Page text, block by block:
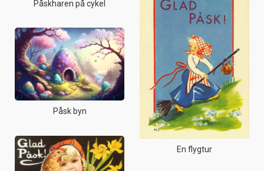
Påskharen på cykel
Påsk byn
En flygtur